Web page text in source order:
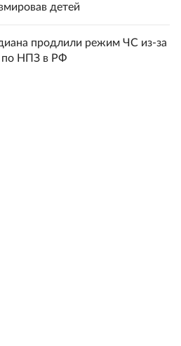
детей
продлили режим ЧС из-за
по НПЗ в РФ